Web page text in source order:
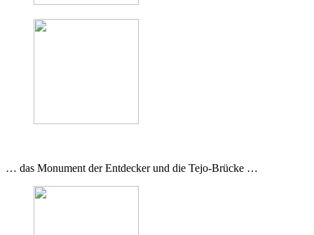
… das Monument der Entdecker und die Tejo-Brücke …